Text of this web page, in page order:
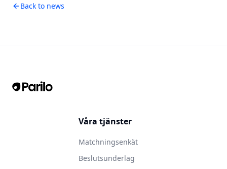
Back to news
Våra tjänster
Matchningsenkät
Beslutsunderlag